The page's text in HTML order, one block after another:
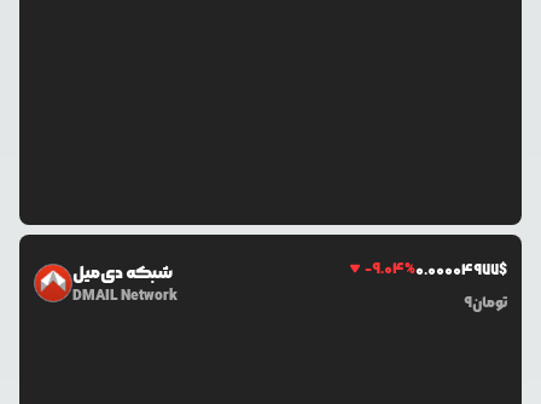
شبکه دی‌میل
DMAIL Network
-9.04%0.00004977$
9تومان